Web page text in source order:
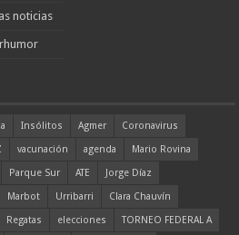
noticias
Insólitos Agmer
Coronavirus
vacunación agenda
Mario Rovina
Parque Sur ATE
Jorge Díaz
Marbot Urribarri
Clara Chauvín
Regatas elecciones TORNEO FEDERAL A